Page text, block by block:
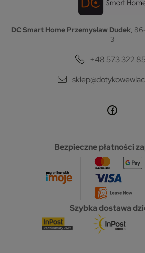
DC Smart Home Przemysław Dudek,
3
+48 573 322
Bezpieczne płatności
Szybka dostawa